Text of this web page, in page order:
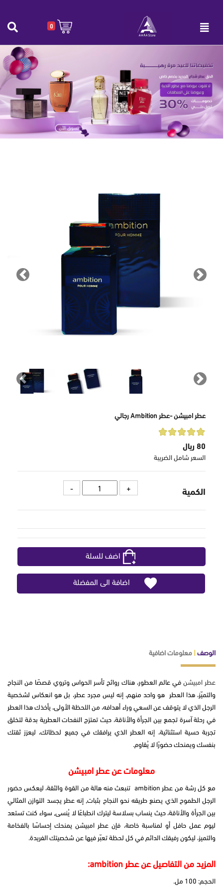
0
عطر امبيشن -عطر Ambition رجالي
الرئيسية|عطر امبيشن -عطر Ambition رجالي
Next
Next
عطر امبيشن -عطر Ambition رجالي
80 ريال
السعر شامل الضريبة
الكمية
اضف للسلة
اضافة الى المفضلة
الوصف|معلومات اضافية
عطر امبيشنفي عالم العطور، هناك روائح تأسر الحواس وتروي قصصًا من النجاح
والتميّز، هذا العطر هو واحد منهم، إنه ليس مجرد عطر، بل هو انعكاس لشخصية
الرجل الذي لا يتوقف عن السعي وراء أهدافه، من اللحظة الأولى، يأخذك هذا العطر
في رحلة آسرة تجمع بين الجرأة والأناقة، حيث تمتزج النفحات العطرية بدقة لتخلق
تجربة حسية استثنائية، إنه العطر الذي يرافقك في جميع لحظاتك، ليعزز ثقتك
بنفسك ويمنحك حضورًا لا يُقاوم.
معلومات عن عطر امبيشن
مع كل رشة من عطر ambition تنبعث منه هالة من القوة والثقة، ليعكس حضور
الرجل الطموح الذي يصنع طريقه نحو النجاح بثبات, إنه عطر يجسد التوازن المثالي
بين الجرأة والأناقة، حيث ينساب بسلاسة ليترك انطباعًا لا يُنسى, سواء كنت تستعد
ليوم عمل حافل أو لمناسبة خاصة، فإن عطر امبيشن يمنحك إحساسًا بالفخامة
والتميز، ليكون رفيقك الدائم في كل لحظة تعبّر فيها عن شخصيتك الفريدة.
المزيد من التفاصيل عن عطر ambition:
الحجم: 100 مل.